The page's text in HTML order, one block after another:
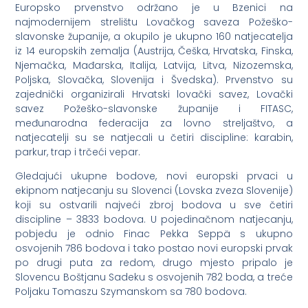
Europsko prvenstvo održano je u Bzenici na
najmodernijem strelištu Lovačkog saveza Požeško-
slavonske županije, a okupilo je ukupno 160 natjecatelja
iz 14 europskih zemalja (Austrija, Češka, Hrvatska, Finska,
Njemačka, Mađarska, Italija, Latvija, Litva, Nizozemska,
Poljska, Slovačka, Slovenija i Švedska). Prvenstvo su
zajednički organizirali Hrvatski lovački savez, Lovački
savez Požeško-slavonske županije i FITASC,
međunarodna federacija za lovno streljaštvo, a
natjecatelji su se natjecali u četiri discipline: karabin,
parkur, trap i trčeći vepar.
Gledajući ukupne bodove, novi europski prvaci u
ekipnom natjecanju su Slovenci (Lovska zveza Slovenije)
koji su ostvarili najveći zbroj bodova u sve četiri
discipline – 3833 bodova. U pojedinačnom natjecanju,
pobjedu je odnio Finac Pekka Seppä s ukupno
osvojenih 786 bodova i tako postao novi europski prvak
po drugi puta za redom, drugo mjesto pripalo je
Slovencu Boštjanu Sadeku s osvojenih 782 boda, a treće
Poljaku Tomaszu Szymanskom sa 780 bodova.